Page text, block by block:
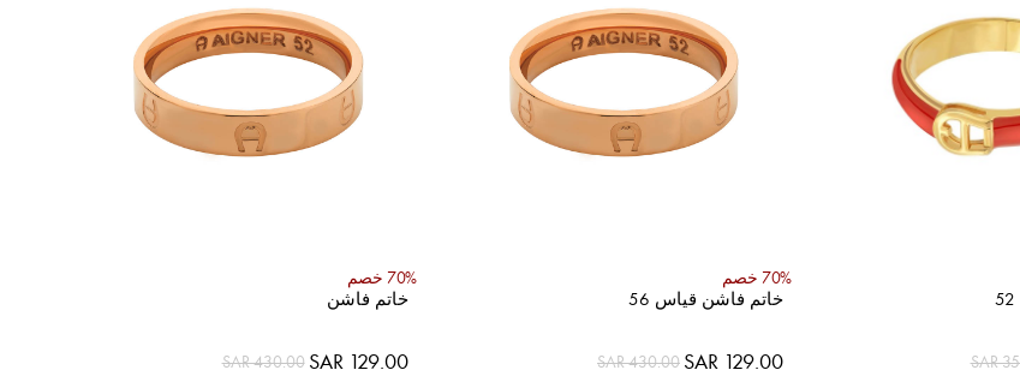
SAR
70% خصم
خاتم فاشن قياس 56
السعر
SAR 129.00
SAR 430.00
70% خصم
خاتم فاشن
السعر
SAR 129.00
SAR 430.00